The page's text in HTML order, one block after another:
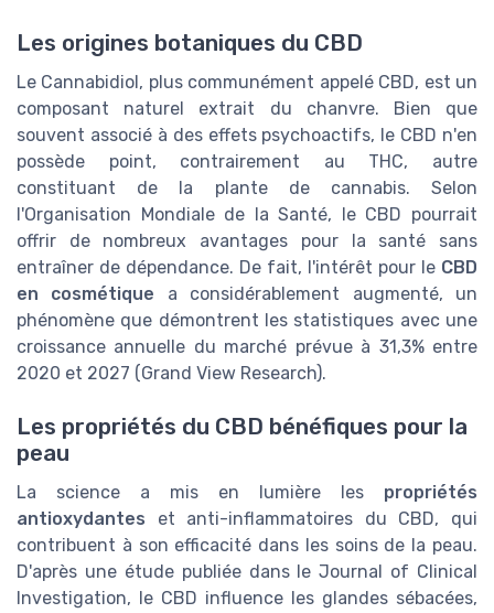
Les origines botaniques du CBD
Le Cannabidiol, plus communément appelé CBD, est un
composant naturel extrait du chanvre. Bien que
souvent associé à des effets psychoactifs, le CBD n'en
possède point, contrairement au THC, autre
constituant de la plante de cannabis. Selon
l'Organisation Mondiale de la Santé, le CBD pourrait
offrir de nombreux avantages pour la santé sans
entraîner de dépendance. De fait, l'intérêt pour le CBD
en cosmétique a considérablement augmenté, un
phénomène que démontrent les statistiques avec une
croissance annuelle du marché prévue à 31,3% entre
2020 et 2027 (Grand View Research).
Les propriétés du CBD bénéfiques pour la
peau
La science a mis en lumière les propriétés
antioxydantes et anti-inflammatoires du CBD, qui
contribuent à son efficacité dans les soins de la peau.
D'après une étude publiée dans le Journal of Clinical
Investigation, le CBD influence les glandes sébacées,